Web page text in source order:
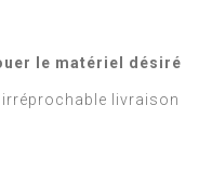
le matériel désiré
livraison